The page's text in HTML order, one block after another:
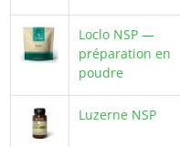
Loclo NSP —
préparation en
poudre
Luzerne NSP